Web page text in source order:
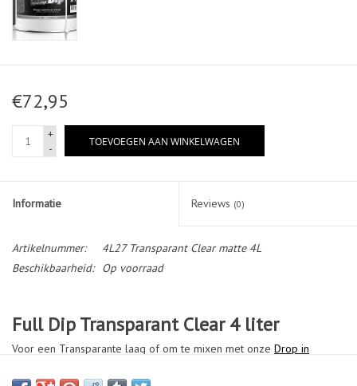
€72,95
+
-
TOEVOEGEN AAN WINKELWAGEN
Informatie Reviews (0)
Artikelnummer:
4L27 Transparant Clear matte 4L
Beschikbaarheid:
Op voorraad
Full Dip Transparant Clear 4 liter
Voor een Transparante laag of om te mixen met onze Drop in